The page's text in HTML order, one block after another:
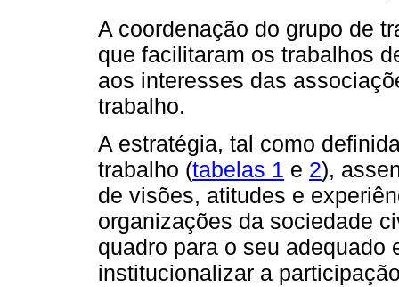
A coordenação do grupo de
que facilitaram os trabalhos
aos interesses das
trabalho.
A estratégia, tal como
trabalho (tabelas 1 e 2),
de visões, atitudes e
organizações da sociedade
quadro para o seu
institucionalizar a